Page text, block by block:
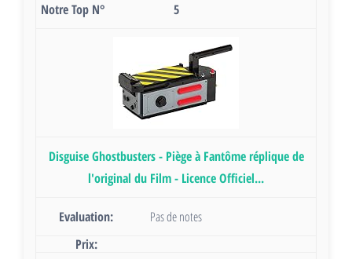
5
Disguise Ghostbusters - Piège à Fantôme réplique de
l'original du Film - Licence Officiel...
Pas de notes